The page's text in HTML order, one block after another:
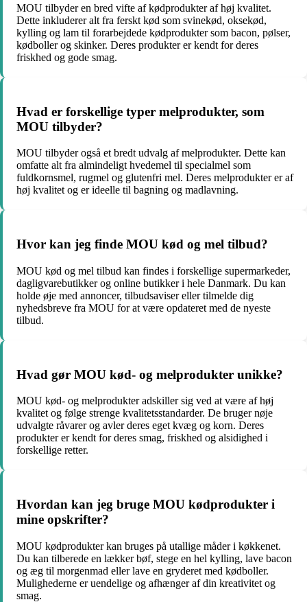
MOU tilbyder en bred vifte af kødprodukter af høj kvalitet.
Dette inkluderer alt fra ferskt kød som svinekød, oksekød,
kylling og lam til forarbejdede kødprodukter som bacon, pølser,
kødboller og skinker. Deres produkter er kendt for deres
friskhed og gode smag.
Hvad er forskellige typer melprodukter, som
MOU tilbyder?
MOU tilbyder også et bredt udvalg af melprodukter. Dette kan
omfatte alt fra almindeligt hvedemel til specialmel som
fuldkornsmel, rugmel og glutenfri mel. Deres melprodukter er af
høj kvalitet og er ideelle til bagning og madlavning.
Hvor kan jeg finde MOU kød og mel tilbud?
MOU kød og mel tilbud kan findes i forskellige supermarkeder,
dagligvarebutikker og online butikker i hele Danmark. Du kan
holde øje med annoncer, tilbudsaviser eller tilmelde dig
nyhedsbreve fra MOU for at være opdateret med de nyeste
tilbud.
Hvad gør MOU kød- og melprodukter unikke?
MOU kød- og melprodukter adskiller sig ved at være af høj
kvalitet og følge strenge kvalitetsstandarder. De bruger nøje
udvalgte råvarer og avler deres eget kvæg og korn. Deres
produkter er kendt for deres smag, friskhed og alsidighed i
forskellige retter.
Hvordan kan jeg bruge MOU kødprodukter i
mine opskrifter?
MOU kødprodukter kan bruges på utallige måder i køkkenet.
Du kan tilberede en lækker bøf, stege en hel kylling, lave bacon
og æg til morgenmad eller lave en gryderet med kødboller.
Mulighederne er uendelige og afhænger af din kreativitet og
smag.